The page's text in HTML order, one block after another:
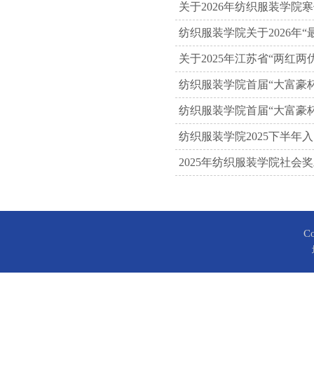
关于2026年纺织服装学院
纺织服装学院关于2026年“
关于2025年江苏省“两红两
纺织服装学院首届“大富豪
纺织服装学院首届“大富豪
纺织服装学院2025下半年
2025年纺织服装学院社会